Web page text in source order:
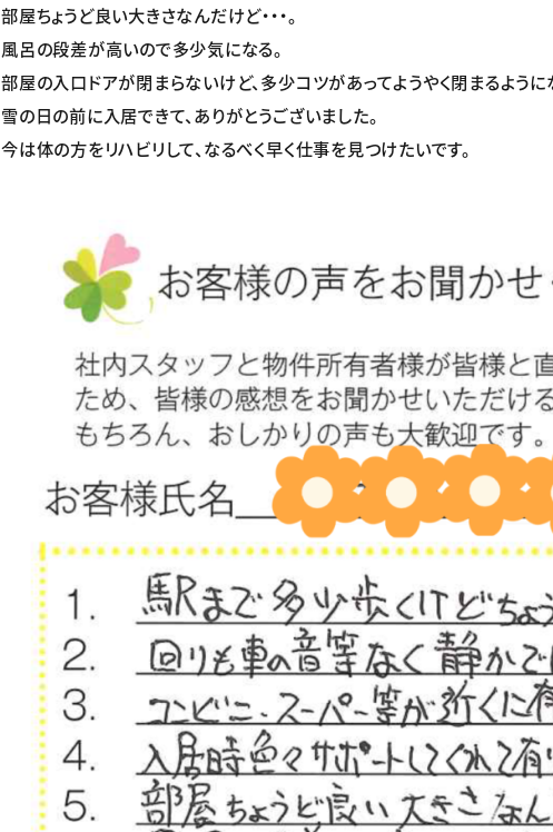
部屋ちょうど良い大きさなんだけど・・・。
風呂の段差が高いので多少気になる。
部屋の入口ドアが閉まらないけど、多少コツがあってようやく閉まるように
雪の日の前に入居できて、ありがとうございました。
今は体の方をリハビリして、なるべく早く仕事を見つけたいです。